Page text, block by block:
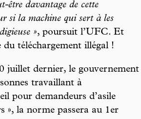
être davantage de cette
si la machine qui sert à les
», poursuit l’UFC. Et
téléchargement illégal !
juillet dernier, le gouvernement
travaillant à
pour demandeurs d’asile
», la norme passera au 1er